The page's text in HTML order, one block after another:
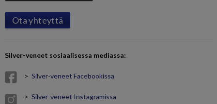
Ota yhteyttä
Silver-veneet sosiaalisessa mediassa:
> Silver-veneet Facebookissa
> Silver-veneet Instagramissa